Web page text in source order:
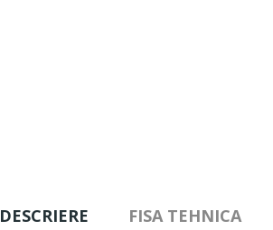
DESCRIERE FISA TEHNICA